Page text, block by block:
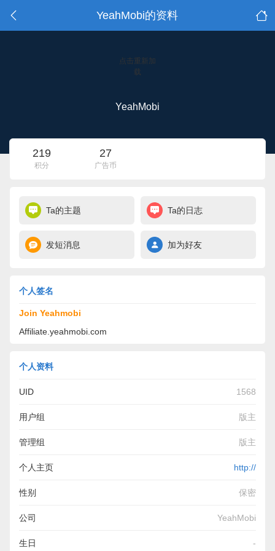
YeahMobi的资料
点击重新加
载
YeahMobi
219
积分
27
广告币
Ta的主题 Ta的日志
发短消息 加为好友
个人签名
Join Yeahmobi
Affiliate.yeahmobi.com
个人资料
UID 1568
用户组 版主
管理组 版主
个人主页 http://
性别 保密
公司 YeahMobi
生日 -